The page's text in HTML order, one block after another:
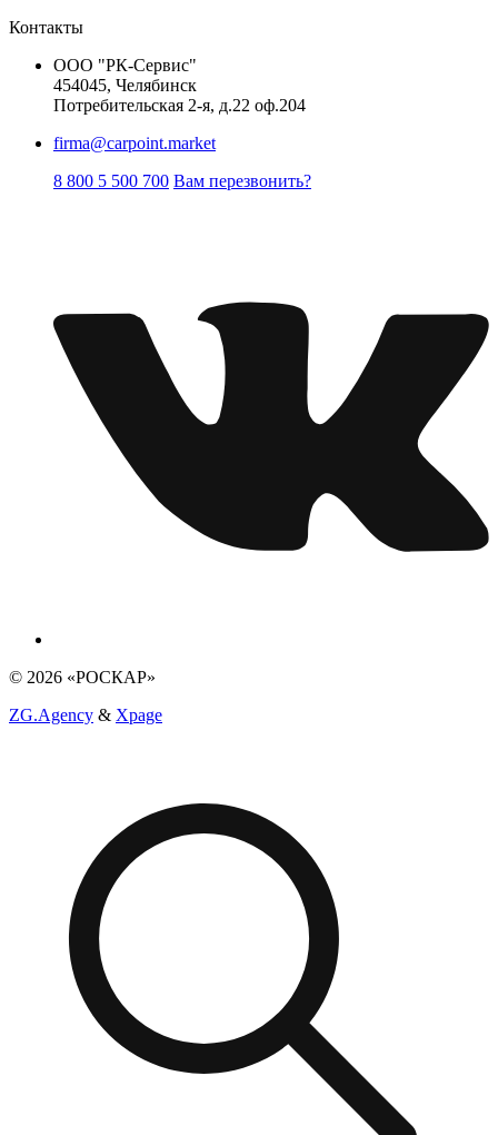
Контакты
ООО "РК-Сервис"
454045, Челябинск
Потребительская 2-я, д.22 оф.204
firma@carpoint.market
8 800 5 500 700 Вам перезвонить?
© 2026 «РОСКАР»
ZG.Agency & Xpage